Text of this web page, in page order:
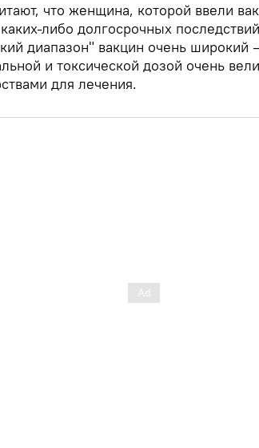
что женщина, которой ввели
либо долгосрочных
диапазон" вакцин очень широкий
и токсической дозой очень
для лечения.